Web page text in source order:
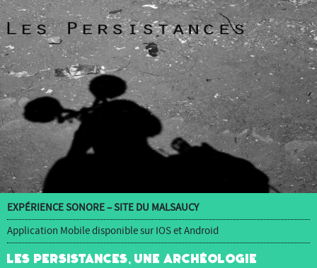
EXPÉRIENCE SONORE – SITE DU MALSAUCY
Application Mobile disponible sur IOS et Android
Les Persistances, une archéologie